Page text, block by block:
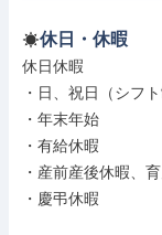
休日・休暇
休日休暇
・日、祝日（シフ
・年末年始
・有給休暇
・産前産後休暇、
・慶弔休暇